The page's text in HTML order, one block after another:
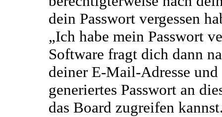
dein Passwort vergessen
„Ich habe mein Passwort
Software fragt dich dann
deiner E-Mail-Adresse
generiertes Passwort an
das Board zugreifen